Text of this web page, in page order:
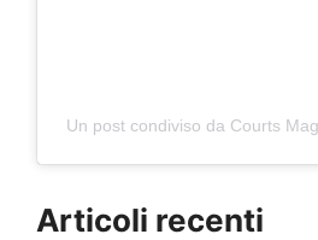
Un post condiviso da Courts
Articoli recenti